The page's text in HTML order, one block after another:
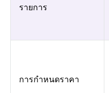
รายการ
การกำหนดราคา